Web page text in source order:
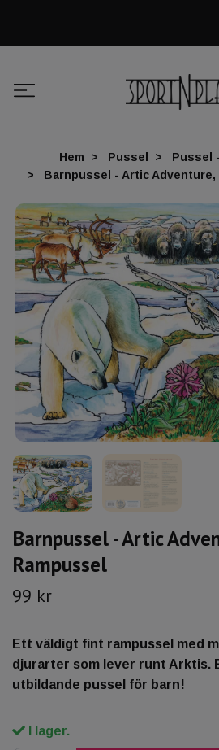
Hem Pussel
Pussel
Barnpussel - Artic Adventure,
Barnpussel - Artic
Rampussel
99 kr
Ett väldigt fint rampussel med
djurarter som lever runt Arktis.
utbildande pussel för barn!
I lager.